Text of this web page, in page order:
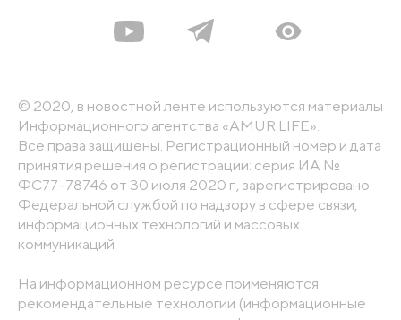
© 2020, в новостной ленте используются материалы
Информационного агентства «AMUR.LIFE».
Все права защищены. Регистрационный номер и дата
принятия решения о регистрации: серия ИА №
ФС77-78746 от 30 июля 2020 г., зарегистрировано
Федеральной службой по надзору в сфере связи,
информационных технологий и массовых
коммуникаций
На информационном ресурсе применяются
рекомендательные технологии (информационные